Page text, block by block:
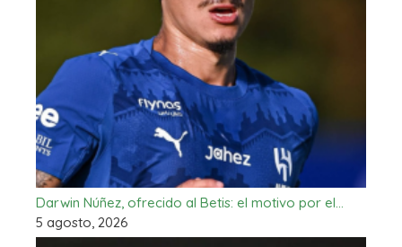
Darwin Núñez, ofrecido al Betis: el motivo por el…
5 agosto, 2026